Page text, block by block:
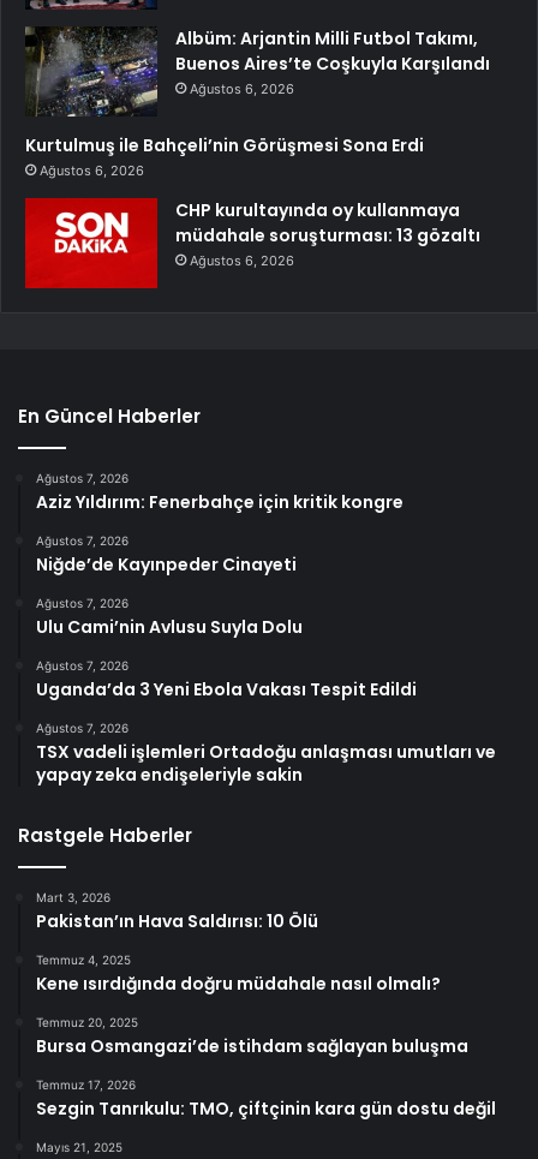
Albüm: Arjantin Milli Futbol Takımı,
Buenos Aires’te Coşkuyla Karşılandı
Ağustos 6, 2026
Kurtulmuş ile Bahçeli’nin Görüşmesi Sona Erdi
Ağustos 6, 2026
CHP kurultayında oy kullanmaya
müdahale soruşturması: 13 gözaltı
Ağustos 6, 2026
En Güncel Haberler
Ağustos 7, 2026
Aziz Yıldırım: Fenerbahçe için kritik kongre
Ağustos 7, 2026
Niğde’de Kayınpeder Cinayeti
Ağustos 7, 2026
Ulu Cami’nin Avlusu Suyla Dolu
Ağustos 7, 2026
Uganda’da 3 Yeni Ebola Vakası Tespit Edildi
Ağustos 7, 2026
TSX vadeli işlemleri Ortadoğu anlaşması umutları ve
yapay zeka endişeleriyle sakin
Rastgele Haberler
Mart 3, 2026
Pakistan’ın Hava Saldırısı: 10 Ölü
Temmuz 4, 2025
Kene ısırdığında doğru müdahale nasıl olmalı?
Temmuz 20, 2025
Bursa Osmangazi’de istihdam sağlayan buluşma
Temmuz 17, 2026
Sezgin Tanrıkulu: TMO, çiftçinin kara gün dostu değil
Mayıs 21, 2025